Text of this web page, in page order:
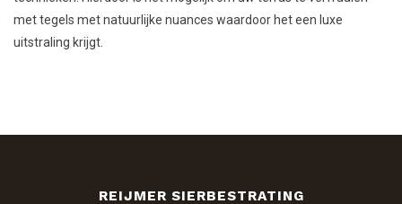
met tegels met natuurlijke nuances waardoor het een luxe
uitstraling krijgt.
REIJMER SIERBESTRATING